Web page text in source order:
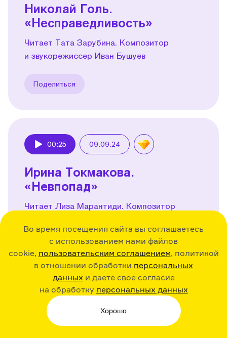
Во время посещения сайта вы соглашаетесь
с использованием нами файлов
cookie, пользовательским соглашением, политикой
в отношении обработки персональных
данных и даете свое согласие
на обработку персональных данных
Хорошо
Николай Голь.
«Несправедливость»
Читает Тата Зарубина. Композитор
и звукорежиссер Иван Бушуев
Поделиться
00:25 09.09.24
Ирина Токмакова.
«Невпопад»
Читает Лиза Марантиди. Композитор
Поделиться
Play
00:31 09.09.24